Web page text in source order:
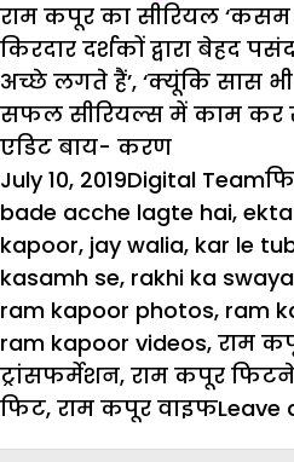
राम कपूर का सीरियल ‘कसम
किरदार दर्शकों द्वारा बेहद
अच्छे लगते हैं’, ‘क्यूंकि सास
सफल सीरियल्स में काम
एडिट बाय- करण
Posted
on
July 10, 2019Author
Digital Team
bade acche lagte hai,
kapoor, jay walia, kar le
kasamh se, rakhi ka
ram kapoor photos, ram
ram kapoor videos, राम
ट्रांसफर्मेशन, राम कपूर
फिट, राम कपूर वाइफLeave